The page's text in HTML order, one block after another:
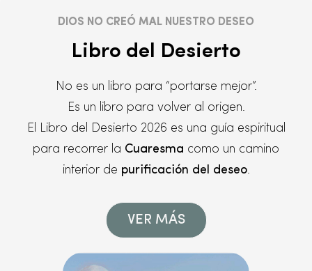
DIOS NO CREÓ MAL NUESTRO DESEO
Libro del Desierto
No es un libro para “portarse mejor”.
Es un libro para volver al origen.
El Libro del Desierto 2026 es una guía espiritual
para recorrer la Cuaresma como un camino
interior de purificación del deseo.
VER MÁS